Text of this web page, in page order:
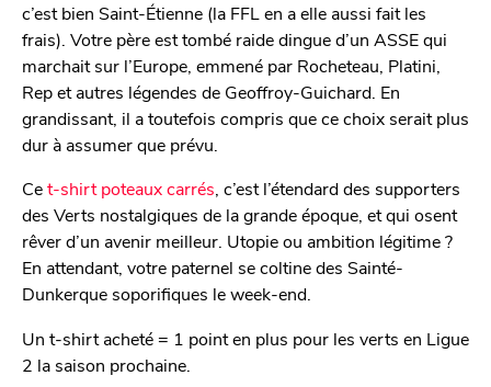
c’est bien Saint-Étienne (la FFL en a elle aussi fait les
frais). Votre père est tombé raide dingue d’un ASSE qui
marchait sur l’Europe, emmené par Rocheteau, Platini,
Rep et autres légendes de Geoffroy-Guichard. En
grandissant, il a toutefois compris que ce choix serait plus
dur à assumer que prévu.
Cet-shirt poteaux carrés, c’est l’étendard des supporters
des Verts nostalgiques de la grande époque, et qui osent
rêver d’un avenir meilleur. Utopie ou ambition légitime ?
En attendant, votre paternel se coltine des Sainté-
Dunkerque soporifiques le week-end.
Un t-shirt acheté = 1 point en plus pour les verts en Ligue
2 la saison prochaine.